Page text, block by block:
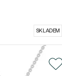
SKLADEM